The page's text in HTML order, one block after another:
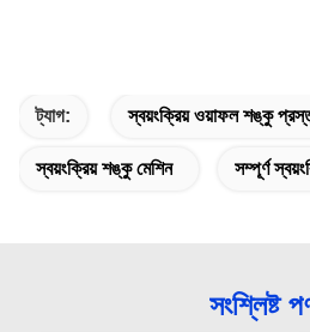
ট্যাগ: স্বয়ংক্রিয় ওয়াফল শঙ্কু
স্বয়ংক্রিয় শঙ্কু মেশিন সম্পূর্ণ
সংশ্লিষ্ট